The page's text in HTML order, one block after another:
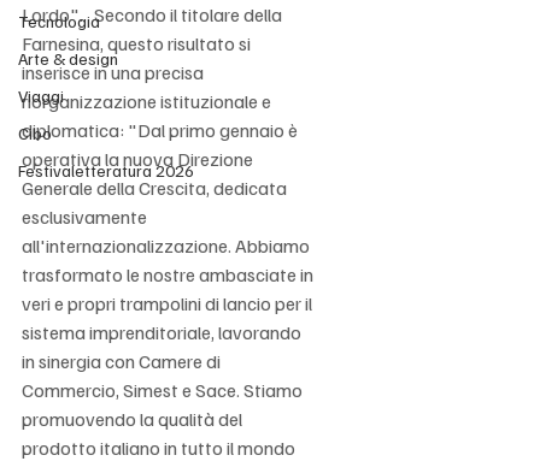
Tecnologia
Arte & design
Viaggi
Cibo
Festivaletteratura 2026
Lordo".   Secondo il titolare della
Farnesina, questo risultato si
inserisce in una precisa
riorganizzazione istituzionale e
diplomatica: "Dal primo gennaio è
operativa la nuova Direzione
Generale della Crescita, dedicata
esclusivamente
all'internazionalizzazione. Abbiamo
trasformato le nostre ambasciate in
veri e propri trampolini di lancio per il
sistema imprenditoriale, lavorando
in sinergia con Camere di
Commercio, Simest e Sace. Stiamo
promuovendo la qualità del
prodotto italiano in tutto il mondo